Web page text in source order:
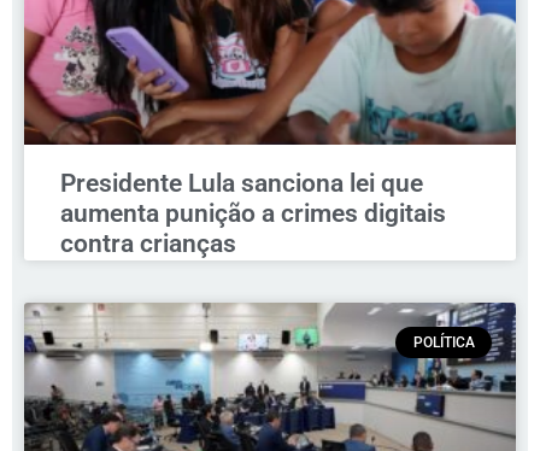
Presidente Lula sanciona lei que
aumenta punição a crimes digitais
contra crianças
POLÍTICA